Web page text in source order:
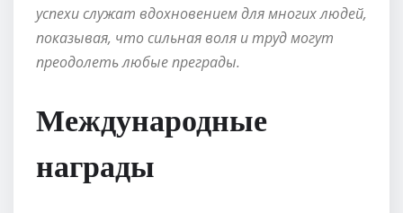
успехи служат вдохновением для многих людей,
показывая, что сильная воля и труд могут
преодолеть любые преграды.
Международные
награды